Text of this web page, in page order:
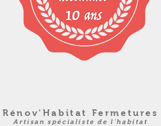
Rénov'Habitat Fermetures
Artisan spécialiste de l'habitat